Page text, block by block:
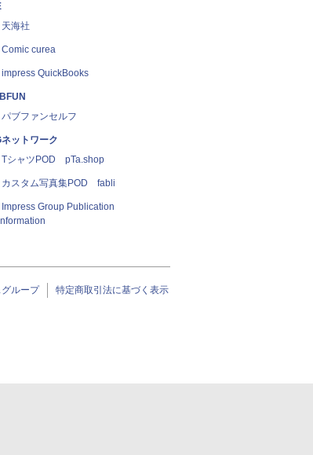
天海社
Comic curea
impress QuickBooks
パブファンセルフ
ネットワーク
TシャツPOD pTa.shop
カスタム写真集POD fabli
Impress Group Publication
Information
ループ 特定商取引法に基づく表示